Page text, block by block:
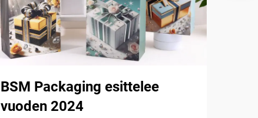
BSM Packaging esittelee
vuoden 2024